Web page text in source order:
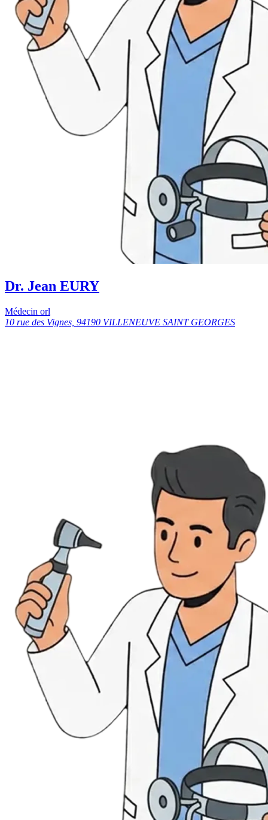
Dr. Jean EURY
Médecin orl
10 rue des Vignes, 94190 VILLENEUVE SAINT GEORGES